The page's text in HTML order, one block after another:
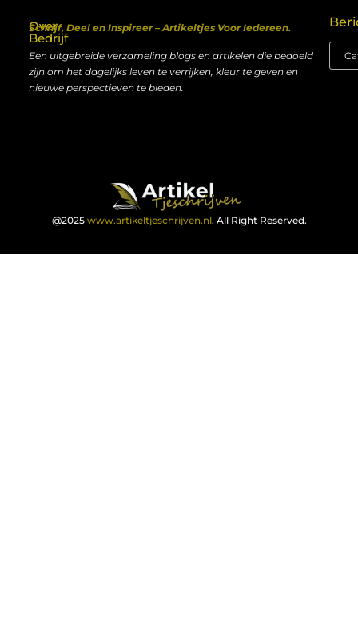
Over
Bedrijf
Schrijf, Deel en Inspireer – Artikeltjes Voor Iedereen.
Een uitgebreide verzameling blogs en artikelen die bedoeld
zijn om het dagelijks leven te verrijken, kleur te geven en
nieuwe perspectieven te bieden.
@2025 www.artikeltjeschrijven.nl. All Right Reserved.